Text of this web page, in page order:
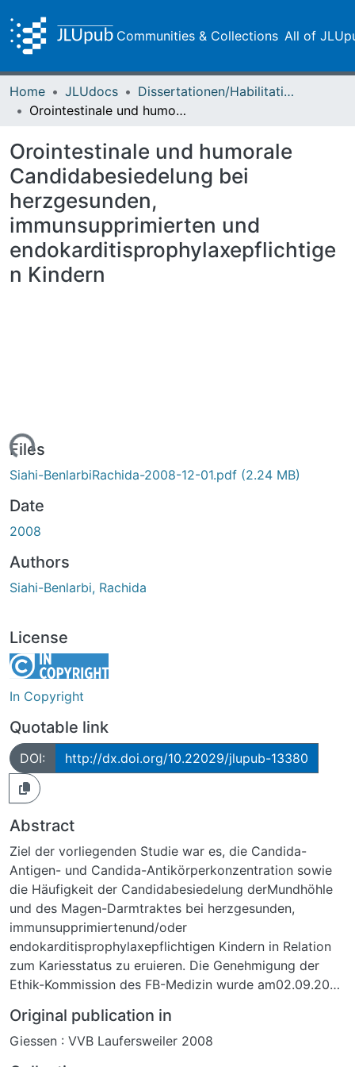
Communities & Collections All of
Home JLUdocs
Dissertationen/Habilitationen
Orointestinale und humorale Candidabesiedelung bei herzgesunden, immunsupprimierten und endokarditisprophylaxepflichtigen Kindern
Orointestinale und humorale
Candidabesiedelung bei
herzgesunden,
immunsupprimierten und
endokarditisprophylaxepflichtige
n Kindern
Files
Siahi-BenlarbiRachida-2008-12-01.pdf (2.24 MB)
Date
2008
Authors
Siahi-Benlarbi, Rachida
License
In Copyright
Quotable link
DOI: http://dx.doi.org/10.22029/jlupub-13380
Abstract
Ziel der vorliegenden Studie war es, die Candida-
Antigen- und Candida-Antikörperkonzentration sowie
die Häufigkeit der Candidabesiedelung derMundhöhle
und des Magen-Darmtraktes bei herzgesunden,
immunsupprimiertenund/oder
endokarditisprophylaxepflichtigen Kindern in Relation
zum Kariesstatus zu eruieren. Die Genehmigung der
Ethik-Kommission des FB-Medizin wurde am02.09.2004
Es nahmen insgesamt 78 Kinder, 31 HTX- (GIII), 24
CHD- (GII) und 23herzgesunde Kinder (GI /
Original publication in
Giessen : VVB Laufersweiler 2008